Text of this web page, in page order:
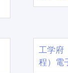
工学
程）電